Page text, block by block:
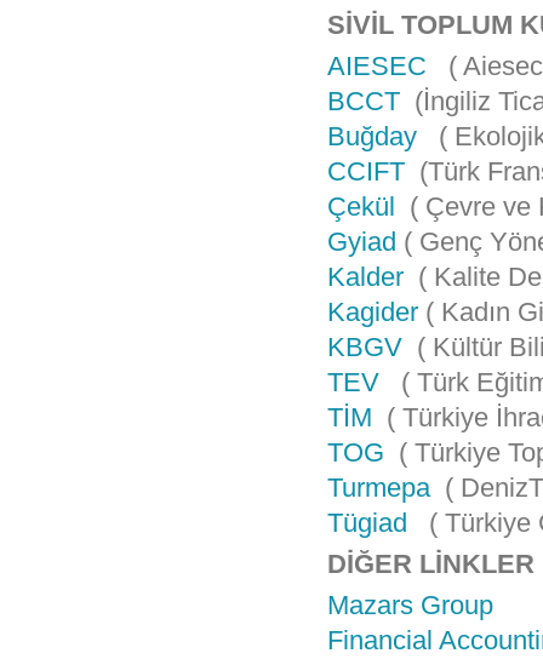
SİVİL TOPLUM
AIESEC
(
BCCT(İngiliz
Buğday
(
CCIFT(Türk
Çekül ( Çevre ve
Gyiad ( Genç
Kalder ( Kalite
Kagider( Kadın
KBGV( Kültür
TEV
( Türk
TİM ( Türkiye
TOG ( Türkiye
Turmepa(
Tügiad
( Türkiye
DİĞER LİNKLER
Mazars Group
Financial